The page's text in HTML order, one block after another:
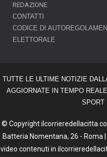
REDAZIONE
CONTATTI
CODICE DI
ELETTORALE
TUTTE LE ULTIME NOTIZIE
AGGIORNATE IN TEMPO
SPORT
© Copyright
Batteria Nomentana, 26 - Roma
video contenuti in